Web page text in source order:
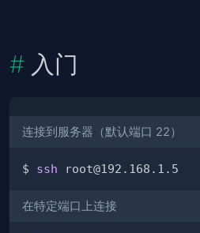
入门
连接到服务器（默认端口 22）
$ ssh
在特定端口上连接